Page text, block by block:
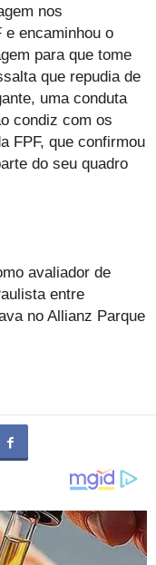
nos
e encaminhou o
para que tome
que repudia de
uma conduta
condiz com os
FPF, que confirmou
do seu quadro
avaliador de
entre
no Allianz Parque